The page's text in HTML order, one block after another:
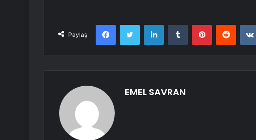
Paylaş
FacebookTwitter LinkedInTumblr PinterestReddit
EMEL SAVRAN